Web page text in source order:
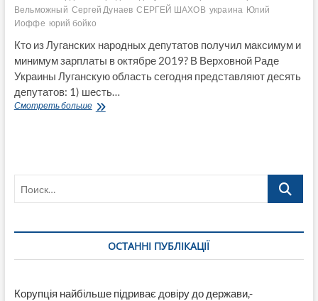
Вельможный Сергей Дунаев СЕРГЕЙ ШАХОВ украина Юлий
Иоффе юрий бойко
Кто из Луганских народных депутатов получил максимум и
минимум зарплаты в октябре 2019? В Верховной Раде
Украины Луганскую область сегодня представляют десять
депутатов: 1) шесть…
Смотреть большеЗарплаты
Поиск…
ОСТАННІ ПУБЛІКАЦІЇ
Корупція найбільше підриває довіру до держави,-